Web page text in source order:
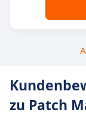
zu Patch